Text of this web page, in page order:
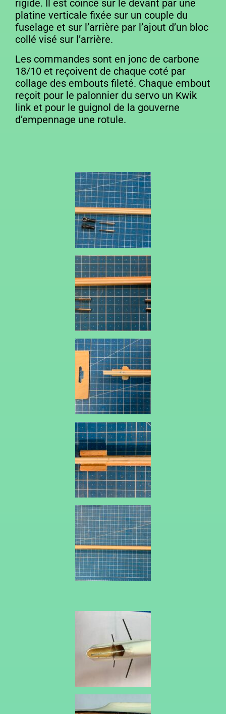
rigide. Il est coincé sur le devant par une
platine verticale fixée sur un couple du
fuselage et sur l’arrière par l’ajout d’un bloc
collé visé sur l’arrière.
Les commandes sont en jonc de carbone
18/10 et reçoivent de chaque coté par
collage des embouts fileté. Chaque embout
reçoit pour le palonnier du servo un Kwik
link et pour le guignol de la gouverne
d’empennage une rotule.